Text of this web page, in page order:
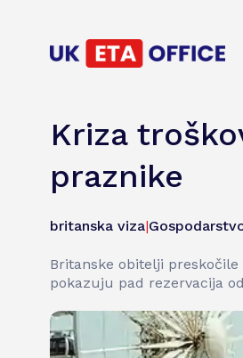
Kriza
praznike
britanska viza|
Britanske obitelji
pokazuju pad rezervacija